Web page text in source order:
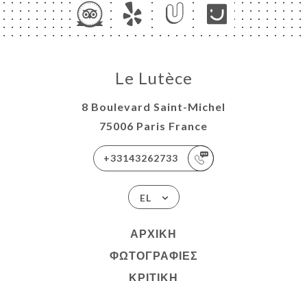
Le Lutèce
8 Boulevard Saint-Michel
75006 Paris France
+33143262733
EL
ΑΡΧΙΚΉ
ΦΩΤΟΓΡΑΦΊΕΣ
ΚΡΙΤΙΚΉ